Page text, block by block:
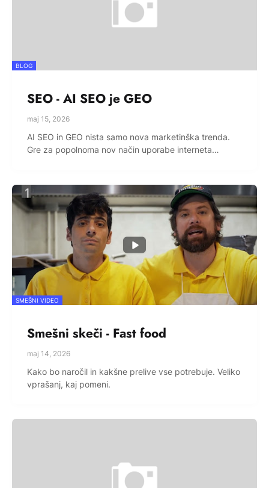
BLOG
SEO - AI SEO je GEO
maj 15, 2026
AI SEO in GEO nista samo nova marketinška trenda.
Gre za popolnoma nov način uporabe interneta…
SMEŠNI VIDEO
Smešni skeči - Fast food
maj 14, 2026
Kako bo naročil in kakšne prelive vse potrebuje. Veliko
vprašanj, kaj pomeni.